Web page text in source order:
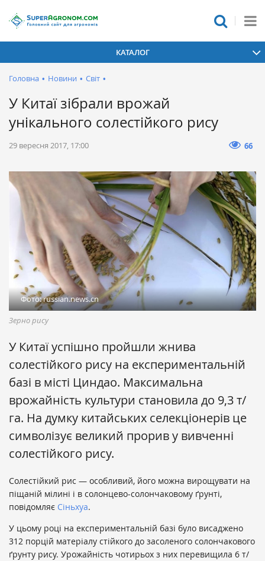
КАТАЛОГ
Головна • Новини • Світ •
У Китаї зібрали врожай
унікального солестійкого рису
29 вересня 2017, 17:00 66
Фото: russian.news.cn
Зерно рису
У Китаї успішно пройшли жнива
солестійкого рису на експериментальній
базі в місті Циндао. Максимальна
врожайність культури становила до 9,3 т/
га. На думку китайських селекціонерів це
символізує великий прорив у вивченні
солестійкого рису.
Солестійкий рис — особливий, його можна вирощувати на
піщаній мілині і в солонцево-солончаковому ґрунті,
повідомляє Сіньхуа.
У цьому році на експериментальній базі було висаджено
312 порцій матеріалу стійкого до засоленого солончакового
ґрунту рису. Урожайність чотирьох з них перевищила 6 т/